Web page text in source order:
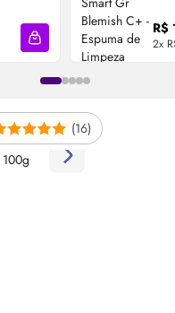
Adicionar à sacola
R$
2x
(16)